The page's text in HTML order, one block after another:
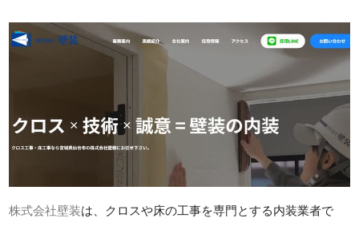
株式会社壁装は、クロスや床の工事を専門とする内装業者で